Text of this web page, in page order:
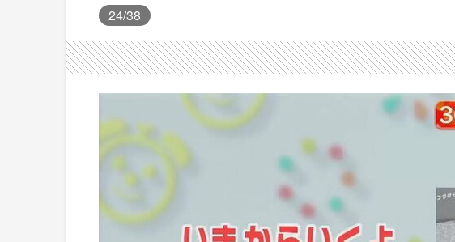
24/38